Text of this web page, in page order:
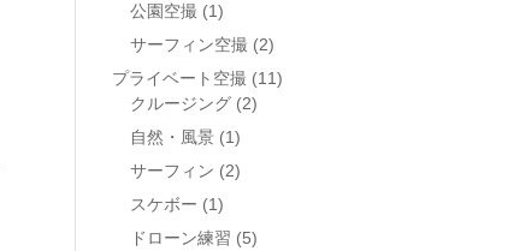
公園空撮 (1)
サーフィン空撮 (2)
プライベート空撮 (11)
クルージング (2)
自然・風景 (1)
サーフィン (2)
スケボー (1)
ドローン練習 (5)